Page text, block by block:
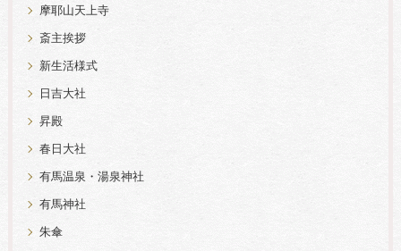
摩耶山天上寺
斎主挨拶
新生活様式
日吉大社
昇殿
春日大社
有馬温泉・湯泉神社
有馬神社
朱傘